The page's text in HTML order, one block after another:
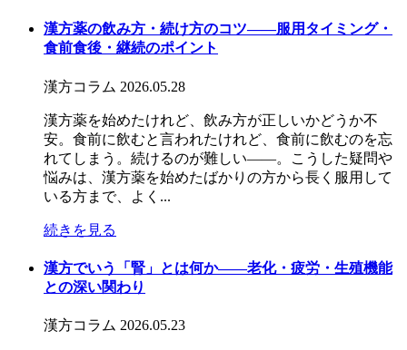
漢方薬の飲み方・続け方のコツ――服用タイミング・
食前食後・継続のポイント
漢方コラム 2026.05.28
漢方薬を始めたけれど、飲み方が正しいかどうか不
安。食前に飲むと言われたけれど、食前に飲むのを忘
れてしまう。続けるのが難しい——。こうした疑問や
悩みは、漢方薬を始めたばかりの方から長く服用して
いる方まで、よく...
続きを見る
漢方でいう「腎」とは何か――老化・疲労・生殖機能
との深い関わり
漢方コラム 2026.05.23